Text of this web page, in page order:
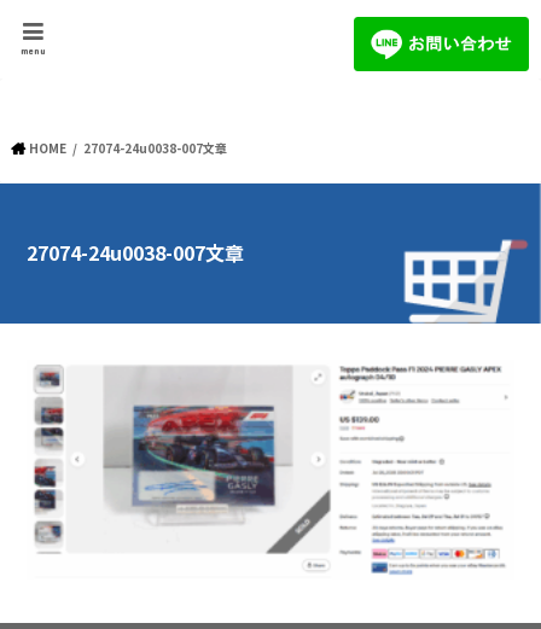
menu
HOME 27074-24u0038-007文章
27074-24u0038-007文章